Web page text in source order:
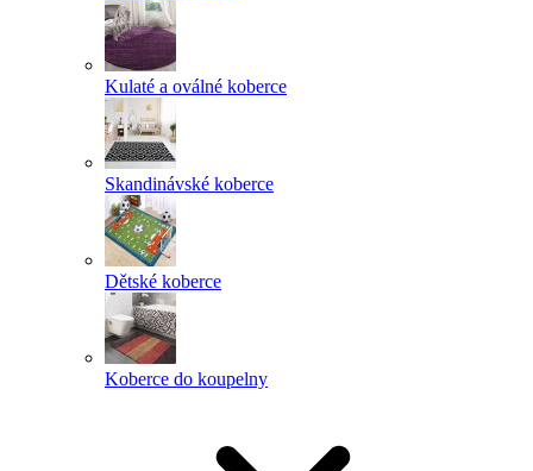
Kulaté a oválné koberce
Skandinávské koberce
Dětské koberce
Koberce do koupelny